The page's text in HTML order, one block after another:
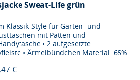
Sweat-Life grün
Klassik-Style für Garten- und
mit Patten und
• 2 aufgesetzte
• Ärmelbündchen Material: 65%
•...
€